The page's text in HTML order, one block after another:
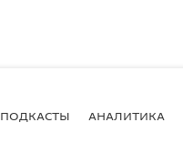
ПОДКАСТЫ АНАЛИТИКА